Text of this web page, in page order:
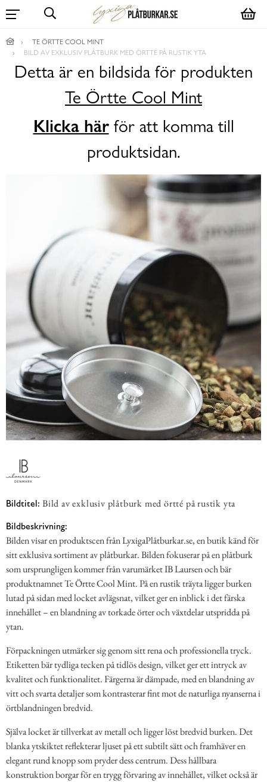
TE ÖRTTE COOL MINT
BILD AV EXKLUSIV PLÅTBURK MED ÖRTTÉ PÅ RUSTIK YTA
Detta är en bildsida för produkten
Te Örtte Cool Mint
Klicka härför att komma till
produktsidan.
Bildtitel: Bild av exklusiv plåtburk med örtté på rustik yta
Bildbeskrivning:
Bilden visar en produktscen från LyxigaPlåtburkar.se, en butik känd för
sitt exklusiva sortiment av plåtburkar. Bilden fokuserar på en plåtburk
som ursprungligen kommer från varumärket IB Laursen och bär
produktnamnet Te Örtte Cool Mint. På en rustik träyta ligger burken
lutad på sidan med locket avlägsnat, vilket ger en inblick i det färska
innehållet – en blandning av torkade örter och växtdelar utspridda på
ytan.
Förpackningen utmärker sig genom sitt rena och professionella tryck.
Etiketten bär tydliga tecken på tidlös design, vilket ger ett intryck av
kvalitet och funktionalitet. Färgerna är dämpade, med en blandning av
vitt och svarta detaljer som kontrasterar fint mot de naturliga nyanserna i
örtblandningen bredvid.
Själva locket är tillverkat av metall och ligger löst bredvid burken. Det
blanka ytskiktet reflekterar ljuset på ett subtilt sätt och framhäver en
elegant rund knopp som pryder dess centrum. Dess hållbara
konstruktion borgar för en trygg förvaring av innehållet, vilket också är